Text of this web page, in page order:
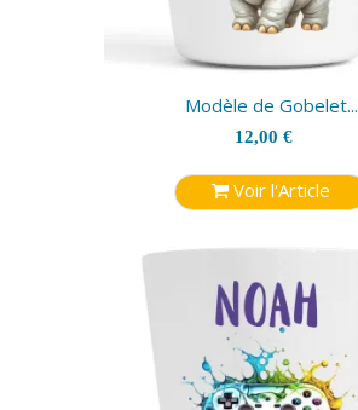
Modèle de Gobelet...
12,00 €
Voir l'Article